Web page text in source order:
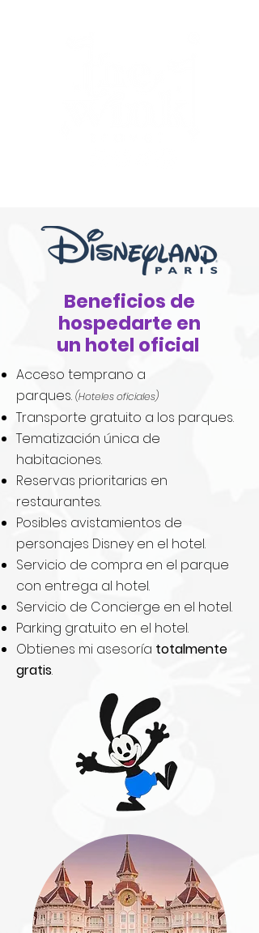
Beneficios de
hospedarte en
un hotel oficial
Acceso temprano a
parques. (Hoteles oficiales)
Transporte gratuito a los parques.
Tematización única de
habitaciones.
Reservas prioritarias en
restaurantes.
Posibles avistamientos de
personajes Disney en el hotel.
Servicio de compra en el parque
con entrega al hotel.
Servicio de Concierge en el hotel.
Parking gratuito en el hotel.
Obtienes mi asesoría totalmente
gratis.